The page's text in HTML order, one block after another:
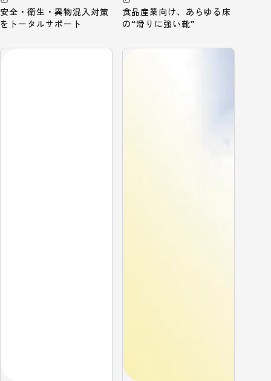
安全・衛生・異物混入対策
をトータルサポート
食品産業向け、あらゆる床
の“滑りに強い靴”